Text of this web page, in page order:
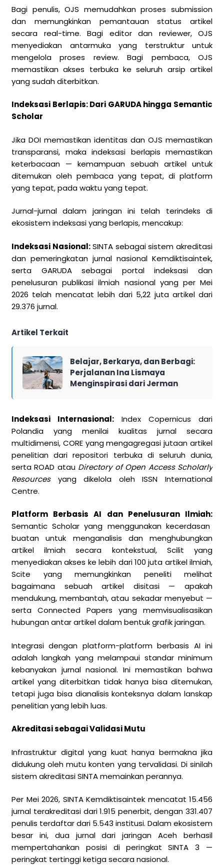
Bagi penulis, OJS memudahkan proses submission
dan memungkinkan pemantauan status artikel
secara real-time. Bagi editor dan reviewer, OJS
menyediakan antarmuka yang terstruktur untuk
mengelola proses review. Bagi pembaca, OJS
memastikan akses terbuka ke seluruh arsip artikel
yang sudah diterbitkan.
Indeksasi Berlapis: Dari GARUDA hingga Semantic
Scholar
Jika DOI memastikan identitas dan OJS memastikan
transparansi, maka indeksasi berlapis memastikan
keterbacaan — kemampuan sebuah artikel untuk
ditemukan oleh pembaca yang tepat, di platform
yang tepat, pada waktu yang tepat.
Jurnal-jurnal dalam jaringan ini telah terindeks di
ekosistem indeksasi yang berlapis, mencakup:
Indeksasi Nasional:SINTA sebagai sistem akreditasi
dan pemeringkatan jurnal nasional Kemdiktisaintek,
serta GARUDA sebagai portal indeksasi dan
penelusuran publikasi ilmiah nasional yang per Mei
2026 telah mencatat lebih dari 5,22 juta artikel dari
29.376 jurnal.
Artikel Terkait
Belajar, Berkarya, dan Berbagi:
Perjalanan Ina Lismaya
Menginspirasi dari Jerman
Indeksasi Internasional: Index Copernicus dari
Polandia yang menilai kualitas jurnal secara
multidimensi, CORE yang mengagregasi jutaan artikel
penelitian dari repositori terbuka di seluruh dunia,
serta ROAD atau Directory of Open Access Scholarly
Resourcesyang dikelola oleh ISSN International
Centre.
Platform Berbasis AI dan Penelusuran Ilmiah:
Semantic Scholar yang menggunakan kecerdasan
buatan untuk menganalisis dan menghubungkan
artikel ilmiah secara kontekstual, Scilit yang
menyediakan akses ke lebih dari 100 juta artikel ilmiah,
Scite yang memungkinkan peneliti melihat
bagaimana sebuah artikel disitasi — apakah
mendukung, membantah, atau sekadar menyebut —
serta Connected Papers yang memvisualisasikan
hubungan antar artikel dalam bentuk grafik jaringan.
Integrasi dengan platform-platform berbasis AI ini
adalah langkah yang melampaui standar minimum
kebanyakan jurnal nasional. Ini memastikan bahwa
artikel yang diterbitkan tidak hanya bisa ditemukan,
tetapi juga bisa dianalisis konteksnya dalam lanskap
penelitian yang lebih luas.
Akreditasi sebagai Validasi Mutu
Infrastruktur digital yang kuat hanya bermakna jika
didukung oleh mutu konten yang tervalidasi. Di sinilah
sistem akreditasi SINTA memainkan perannya.
Per Mei 2026, SINTA Kemdiktisaintek mencatat 15.456
jurnal terakreditasi dari 1.915 penerbit, dengan 331.407
penulis terdaftar dari 5.543 institusi. Dalam ekosistem
besar ini, dua jurnal dari jaringan Aceh berhasil
mempertahankan posisi di peringkat SINTA 3 —
peringkat tertinggi ketiga secara nasional.